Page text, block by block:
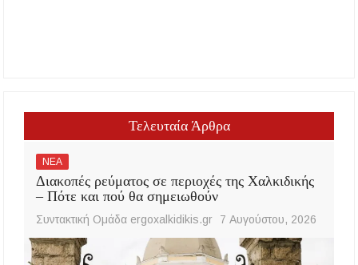
Τελευταία Άρθρα
ΝΕΑ
Διακοπές ρεύματος σε περιοχές της Χαλκιδικής
– Πότε και πού θα σημειωθούν
Συντακτική Ομάδα ergoxalkidikis.gr 7 Αυγούστου, 2026